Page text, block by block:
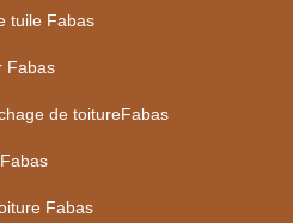
tuile Fabas
Fabas
de toitureFabas
Fabas